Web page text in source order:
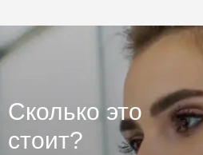
Сколько это
стоит?